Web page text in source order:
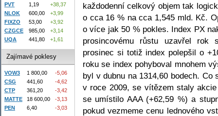
každodenní celkový objem tak
o cca 16 % na cca 1,545 mld. Kč.
o více jak 50 % pokles. Index PX
prosincovému růstu uzavřel
prosinec si totiž index polepšil o
roku se index pohyboval mnohem
byl v dubnu na 1314,60 bodech.
v roce 2009, se vítězem staly
se umístilo AAA (+62,59 %) a
pokud vezmeme cenu lednového
PVT 1,19
+38,37
NLOK
600,00
+3,99
FIXZO
53,00
+3,92
CZGCE
985,00
+3,14
UQA
441,80 +1,61
Zajímavé poklesy
VOW3 1 800,00
-5,06
CSG
441,60
-4,62
CTP
361,20
-3,42
MATTE
18 600,00
-3,13
PEN
6,40 -3,03